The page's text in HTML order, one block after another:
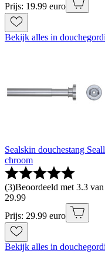
Prijs: 19.99 euro
Bekijk alles in
Sealskin douchestang
chroom
(3)Beoordeeld met 3.3
29.99
Prijs: 29.99 euro
Bekijk alles in